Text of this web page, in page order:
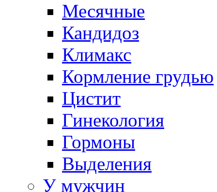
Месячные
Кандидоз
Климакс
Кормление грудью
Цистит
Гинекология
Гормоны
Выделения
У мужчин